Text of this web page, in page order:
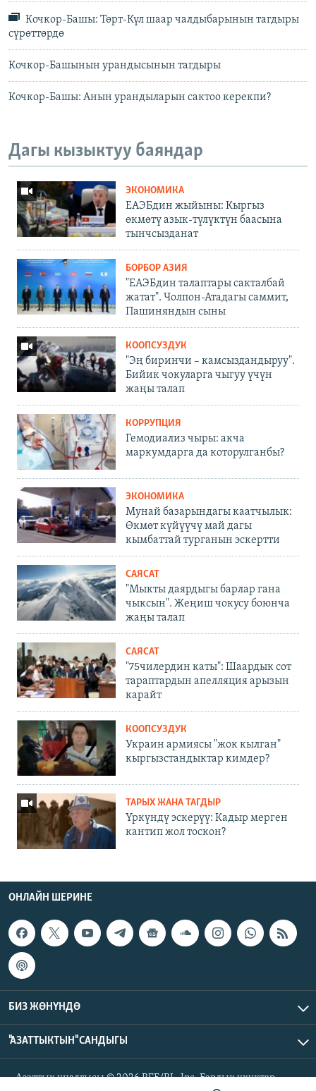
Кочкор-Башы: Төрт-Күл шаар чалдыбарынын тагдыры
сүрөттөрдө
Кочкор-Башынын урандысынын тагдыры
Кочкор-Башы: Анын урандыларын сактоо керекпи?
Дагы кызыктуу баяндар
ЭКОНОМИКА
ЕАЭБдин жыйыны: Кыргыз
өкмөтү азык-түлүктүн баасына
тынчсызданат
БОРБОР АЗИЯ
"ЕАЭБдин талаптары сакталбай
жатат". Чолпон-Атадагы саммит,
Пашиняндын сыны
КООПСУЗДУК
"Эң биринчи – камсыздандыруу".
Бийик чокуларга чыгуу үчүн
жаңы талап
КОРРУПЦИЯ
Гемодиализ чыры: акча
маркумдарга да которулганбы?
ЭКОНОМИКА
Мунай базарындагы каатчылык:
Өкмөт күйүүчү май дагы
кымбаттай турганын эскертти
САЯСАТ
"Мыкты даярдыгы барлар гана
чыксын". Жеңиш чокусу боюнча
жаңы талап
САЯСАТ
"75чилердин каты": Шаардык сот
тараптардын апелляция арызын
карайт
КООПСУЗДУК
Украин армиясы "жок кылган"
кыргызстандыктар кимдер?
ТАРЫХ ЖАНА ТАГДЫР
Үркүндү эскерүү: Кадыр мерген
кантип жол тоскон?
ОНЛАЙН ШЕРИНЕ
БИЗ ЖӨНҮНДӨ
"АЗАТТЫКТЫН" САНДЫГЫ
Азаттык үналгысы © 2026 RFE/RL, Inc. Бардык укуктар